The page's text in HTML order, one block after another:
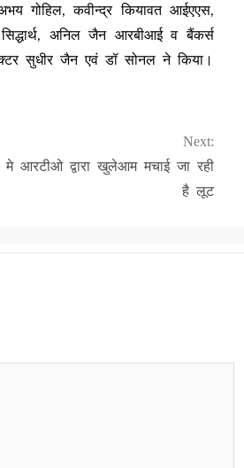
गोहिल, कवीन्द्र कियावत आईएएस,
अनिल जैन आरबीआई व बैंकर्स
सुधीर जैन एवं डॉ सोनल ने किया।
Next:
मे आरटीओ द्वारा खुलेआम मचाई जा रही
है लूट